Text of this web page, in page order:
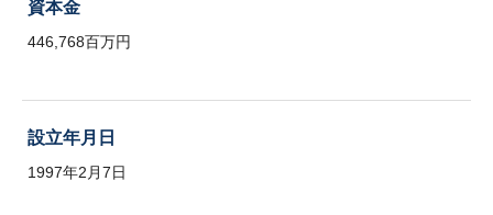
資本金
446,768百万円
設立年月日
1997年2月7日